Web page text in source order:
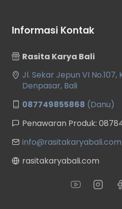
Informasi Kontak
Rasita Karya Bali
Jl. Sekar Jepun VI
Denpasar, Bali
087749855868 (Danu)
Penawaran Produk:
info@rasitakaryabali.com
rasitakaryabali.com